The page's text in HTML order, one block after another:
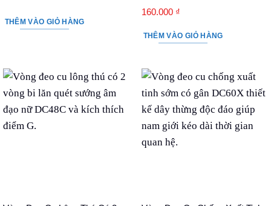
hạng55 sao
80.000 ₫.
THÊM VÀO GIỎ HÀNG
Được xếp
hạng55 sao
Giá
là:
160.000 ₫
tại
THÊM VÀO GIỎ HÀNG